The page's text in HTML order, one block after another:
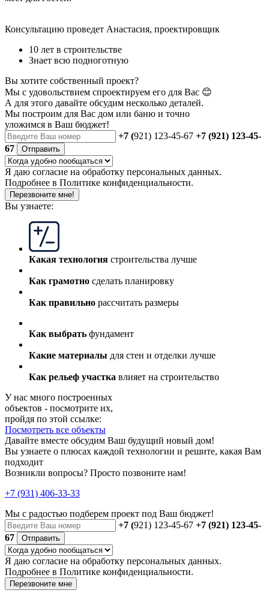
Консультацию проведет Анастасия, проектировщик
10 лет в строительстве
Знает всю подноготную
Вы хотите собственный проект?
Мы с удовольствием спроектируем его для Вас 😊
А для этого давайте обсудим несколько деталей.
Мы построим для Вас дом или баню и точно
уложимся в Ваш бюджет!
+7 (921) 123-45-67 +7 (921) 123-45-
67
Отправить
Я даю согласие на обработку персональных данных.
Подробнее в Политике конфиденциальности.
Перезвоните мне!
Вы узнаете:
Какая технология строительства лучше
Как грамотно сделать планировку
Как правильно рассчитать размеры
Как выбрать фундамент
Какие материалы для стен и отделки лучше
Как рельеф участка влияет на строительство
У нас много построенных
объектов - посмотрите их,
пройдя по этой ссылке:
Посмотреть все объекты
Давайте вместе обсудим Ваш будущий новый дом!
Вы узнаете о плюсах каждой технологии и решите, какая Вам
подходит
Возникли вопросы? Просто позвоните нам!
+7 (931) 406-33-33
Мы с радостью подберем проект под Ваш бюджет!
+7 (921) 123-45-67 +7 (921) 123-45-
67
Отправить
Я даю согласие на обработку персональных данных.
Подробнее в Политике конфиденциальности.
Перезвоните мне